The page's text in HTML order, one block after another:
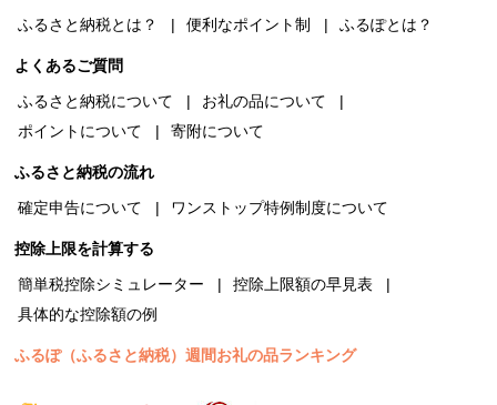
ふるさと納税とは？
便利なポイント制 ふるぽとは？
よくあるご質問
ふるさと納税について
お礼の品について
ポイントについて
寄附について
ふるさと納税の流れ
確定申告について
ワンストップ特例制度について
控除上限を計算する
簡単税控除シミュレーター
控除上限額の早見表
具体的な控除額の例
ふるぽ（ふるさと納税）週間お礼の品ランキング